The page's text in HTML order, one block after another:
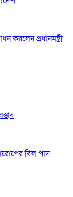
করলেন প্রধানমন্ত্রী
বিল পাস